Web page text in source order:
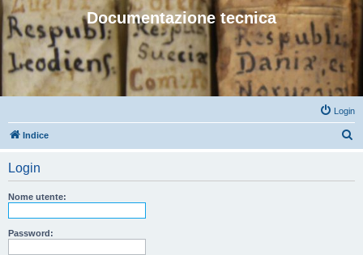
Documentazione tecnica
Login
Indice
Login
Nome utente:
Password: